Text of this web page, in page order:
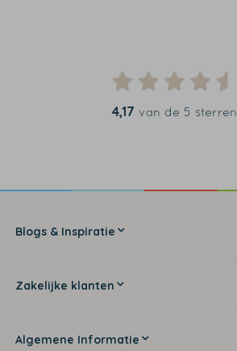
4,17 van de 5 sterren
Blogs & Inspiratie
Zakelijke klanten
Algemene Informatie